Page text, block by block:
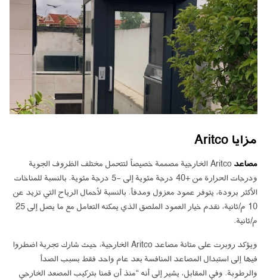
مزايا Aritco
مصاعد
Aritco الخارجية مصممة خصيصاً لتتحمل مختلف الظروف الجوية
ودرجات الحرارة من +40 درجة مئوية إلى -5 درجة مئوية. بالنسبة للمناخات
الأكثر برودة، يتوفر عمود معزول ومدفأ. بالنسبة لأحمال الرياح التي تزيد عن
10 م/ثانية، نقدم خيار العمود الملصق الذي يمكنه التعامل مع ما يصل إلى 25
م/ثانية.
ويؤكد روبرت على متانة مصاعد Aritco الخارجية، حيث شارك تجربة اضطروا
فيها إلى استبدال المصاعد المنافسة بعد عام واحد فقط بسبب الصدأ
والرطوبة. وفي المقابل، يشير إلى أنه “منذ أن قمنا بتركيب المصعد الخارجي